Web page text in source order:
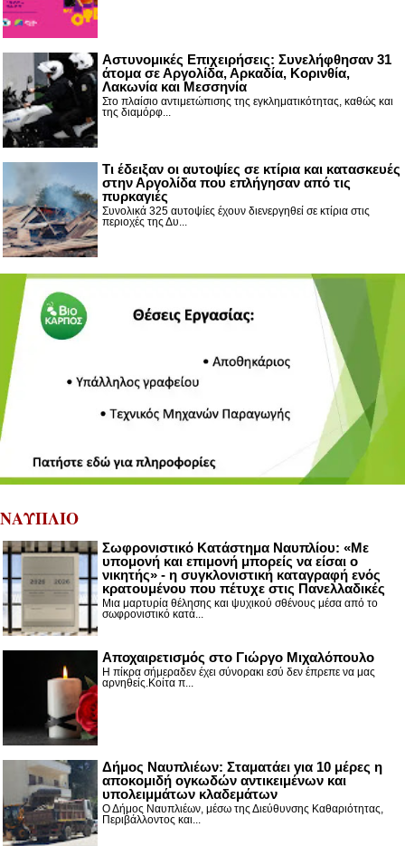
Αστυνομικές Επιχειρήσεις: Συνελήφθησαν 31
άτομα σε Αργολίδα, Αρκαδία, Κορινθία,
Λακωνία και Μεσσηνία
Στο πλαίσιο αντιμετώπισης της εγκληματικότητας, καθώς και
της διαμόρφ...
Τι έδειξαν οι αυτοψίες σε κτίρια και κατασκευές
στην Αργολίδα που επλήγησαν από τις
πυρκαγιές
Συνολικά 325 αυτοψίες έχουν διενεργηθεί σε κτίρια στις
περιοχές της Δυ...
ΝΑΥΠΛΙΟ
Σωφρονιστικό Κατάστημα Ναυπλίου: «Με
υπομονή και επιμονή μπορείς να είσαι ο
νικητής» - η συγκλονιστική καταγραφή ενός
κρατουμένου που πέτυχε στις Πανελλαδικές
Μια μαρτυρία θέλησης και ψυχικού σθένους μέσα από το
σωφρονιστικό κατά...
Αποχαιρετισμός στο Γιώργο Μιχαλόπουλο
Η πίκρα σήμεραδεν έχει σύνορακι εσύ δεν έπρεπε να μας
αρνηθείς.Κοίτα π...
Δήμος Ναυπλιέων: Σταματάει για 10 μέρες η
αποκομιδή ογκωδών αντικειμένων και
υπολειμμάτων κλαδεμάτων
Ο Δήμος Ναυπλιέων, μέσω της Διεύθυνσης Καθαριότητας,
Περιβάλλοντος και...